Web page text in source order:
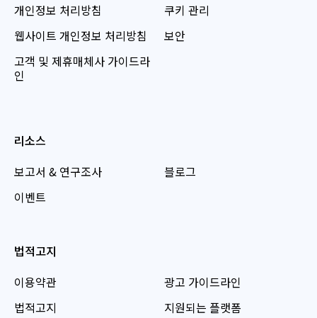
개인정보 처리방침
웹사이트 개인정보 처리방침
고객 및 제휴매체사 가이드라
인
쿠키 관리
보안
리소스
보고서 & 연구조사
이벤트
블로그
법적고지
이용약관
법적고지
광고 가이드라인
지원되는 플랫폼